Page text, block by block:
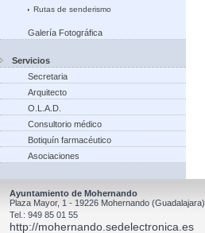
Rutas de senderismo
Galería Fotográfica
Servicios
Secretaria
Arquitecto
O.L.A.D.
Consultorio médico
Botiquín farmacéutico
Asociaciones
Ayuntamiento de Mohernando
Plaza Mayor, 1 - 19226 Mohernando (Guadalajara)
Tel.: 949 85 01 55
http://mohernando.sedelectronica.es